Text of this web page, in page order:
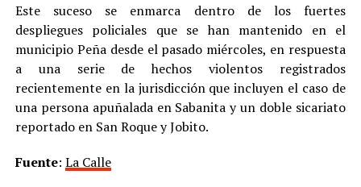
Este suceso se enmarca dentro de los fuertes
despliegues policiales que se han mantenido en el
municipio Peña desde el pasado miércoles, en respuesta
a una serie de hechos violentos registrados
recientemente en la jurisdicción que incluyen el caso de
una persona apuñalada en Sabanita y un doble sicariato
reportado en San Roque y Jobito.
Fuente: La Calle